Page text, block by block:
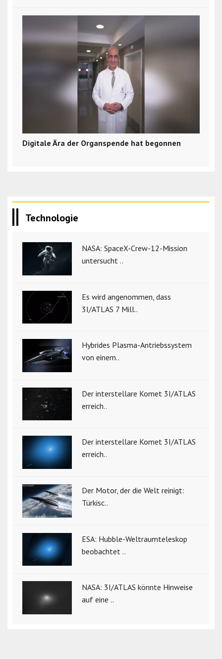
Digitale Ära der Organspende hat begonnen
Technologie
NASA: SpaceX-Crew-12-Mission
untersucht ..
Es wird angenommen, dass
3I/ATLAS 7 Mill..
Hybrides Plasma-Antriebssystem
von einem..
Der interstellare Komet 3I/ATLAS
erreich..
Der interstellare Komet 3I/ATLAS
erreich..
Der Motor, der die Welt reinigt:
Türkisc..
ESA: Hubble-Weltraumteleskop
beobachtet ..
NASA: 3I/ATLAS könnte Hinweise
auf eine ..